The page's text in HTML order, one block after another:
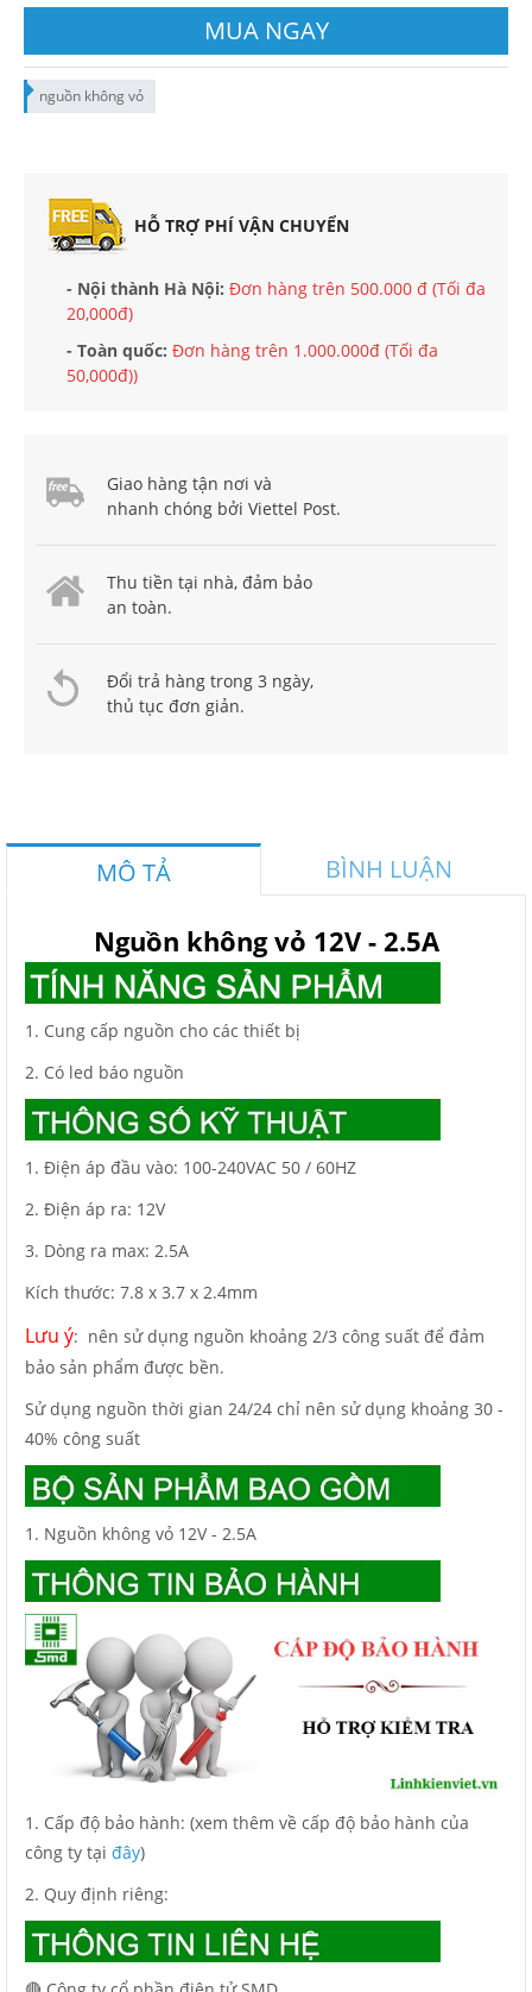
MUA NGAY
nguồn không vỏ
HỖ TRỢ PHÍ VẬN CHUYỂN
- Nội thành Hà Nội: Đơn hàng trên 500.000 đ (Tối đa
20,000đ)
- Toàn quốc: Đơn hàng trên 1.000.000đ (Tối đa
50,000đ))
Giao hàng tận nơi và
nhanh chóng bởi Viettel Post.
Thu tiền tại nhà, đảm bảo
an toàn.
Đổi trả hàng trong 3 ngày,
thủ tục đơn giản.
MÔ TẢ BÌNH LUẬN
Nguồn không vỏ 12V - 2.5A
1. Cung cấp nguồn cho các thiết bị
2. Có led báo nguồn
1. Điện áp đầu vào: 100-240VAC 50 / 60HZ
2. Điện áp ra: 12V
3. Dòng ra max: 2.5A
Kích thước: 7.8 x 3.7 x 2.4mm
Lưu ý: nên sử dụng nguồn khoảng 2/3 công suất để đảm
bảo sản phẩm được bền.
Sử dụng nguồn thời gian 24/24 chỉ nên sử dụng khoảng 30 -
40% công suất
1. Nguồn không vỏ 12V - 2.5A
1. Cấp độ bảo hành: (xem thêm về cấp độ bảo hành của
công ty tại đây)
2. Quy định riêng: